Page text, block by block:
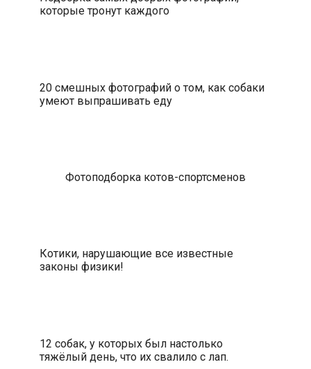
которые тронут каждого
20 смешных фотографий о том, как собаки
умеют выпрашивать еду
Фотоподборка котов-спортсменов
Котики, нарушающие все известные
законы физики!
12 собак, у которых был настолько
тяжёлый день, что их свалило с лап.